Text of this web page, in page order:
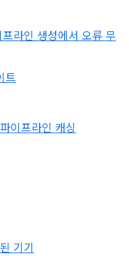
라인 생성에서 오류 무
트
이프라인 캐싱
기기